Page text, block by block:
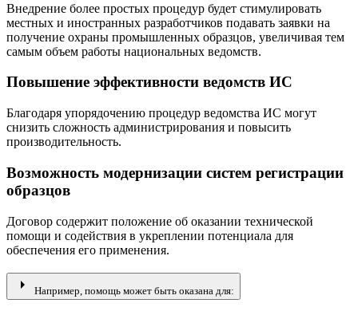
Внедрение более простых процедур будет стимулировать
местных и иностранных разработчиков подавать заявки на
получение охраны промышленных образцов, увеличивая тем
самым объем работы национальных ведомств.
Повышение эффективности ведомств ИС
Благодаря упорядочению процедур ведомства ИС могут
снизить сложность администрирования и повысить
производительность.
Возможность модернизации систем регистрации
образцов
Договор содержит положение об оказании технической
помощи и содействия в укреплении потенциала для
обеспечения его применения.
arrow_right Например, помощь может быть оказана для: